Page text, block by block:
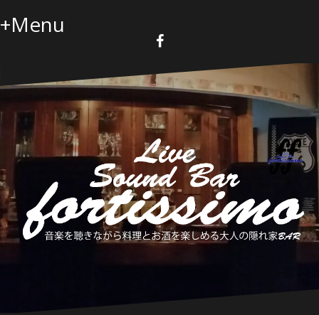
ン
へ
キ
+Menu
c
e
b
o
o
k